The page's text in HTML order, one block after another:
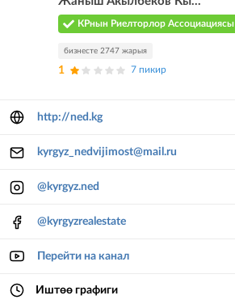
КРнын Риелторлор Ассоциациясы
бизнесте 2747 жарыя
1 7 пикир
http://ned.kg
kyrgyz_nedvijimost@mail.ru
@kyrgyz.ned
@kyrgyzrealestate
Перейти на канал
Иштөө графиги